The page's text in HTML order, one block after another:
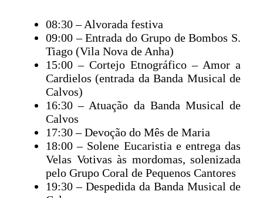
08:30 – Alvorada festiva
09:00 – Entrada do Grupo de Bombos S.
Tiago (Vila Nova de Anha)
15:00 – Cortejo Etnográfico – Amor a
Cardielos (entrada da Banda Musical de
Calvos)
16:30 – Atuação da Banda Musical de
Calvos
17:30 – Devoção do Mês de Maria
18:00 – Solene Eucaristia e entrega das
Velas Votivas às mordomas, solenizada
pelo Grupo Coral de Pequenos Cantores
19:30 – Despedida da Banda Musical de